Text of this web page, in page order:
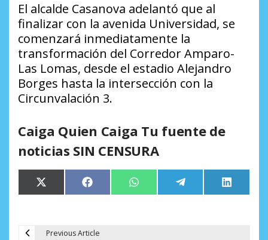
El alcalde Casanova adelantó que al
finalizar con la avenida Universidad, se
comenzará inmediatamente la
transformación del Corredor Amparo-
Las Lomas, desde el estadio Alejandro
Borges hasta la intersección con la
Circunvalación 3.
Caiga Quien Caiga Tu fuente de
noticias SIN CENSURA
Compartir
en
X
(Twitter)
Compartir
en
Facebook Compartir
en
WhatsApp Compartir
en
Telegram
en
LinkedIn
Previous Article